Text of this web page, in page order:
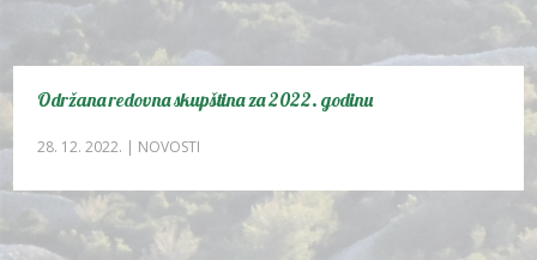
Održana redovna skupština za 2022. godinu
28. 12. 2022. | NOVOSTI